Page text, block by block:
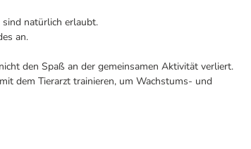
sind natürlich erlaubt.
an.
den Spaß an der gemeinsamen Aktivität verliert.
dem Tierarzt trainieren, um Wachstums- und